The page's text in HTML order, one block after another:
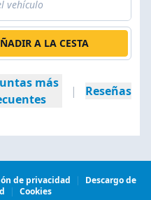
A LA CESTA
más
| Reseñas
de privacidad |
Descargo de
| Cookies